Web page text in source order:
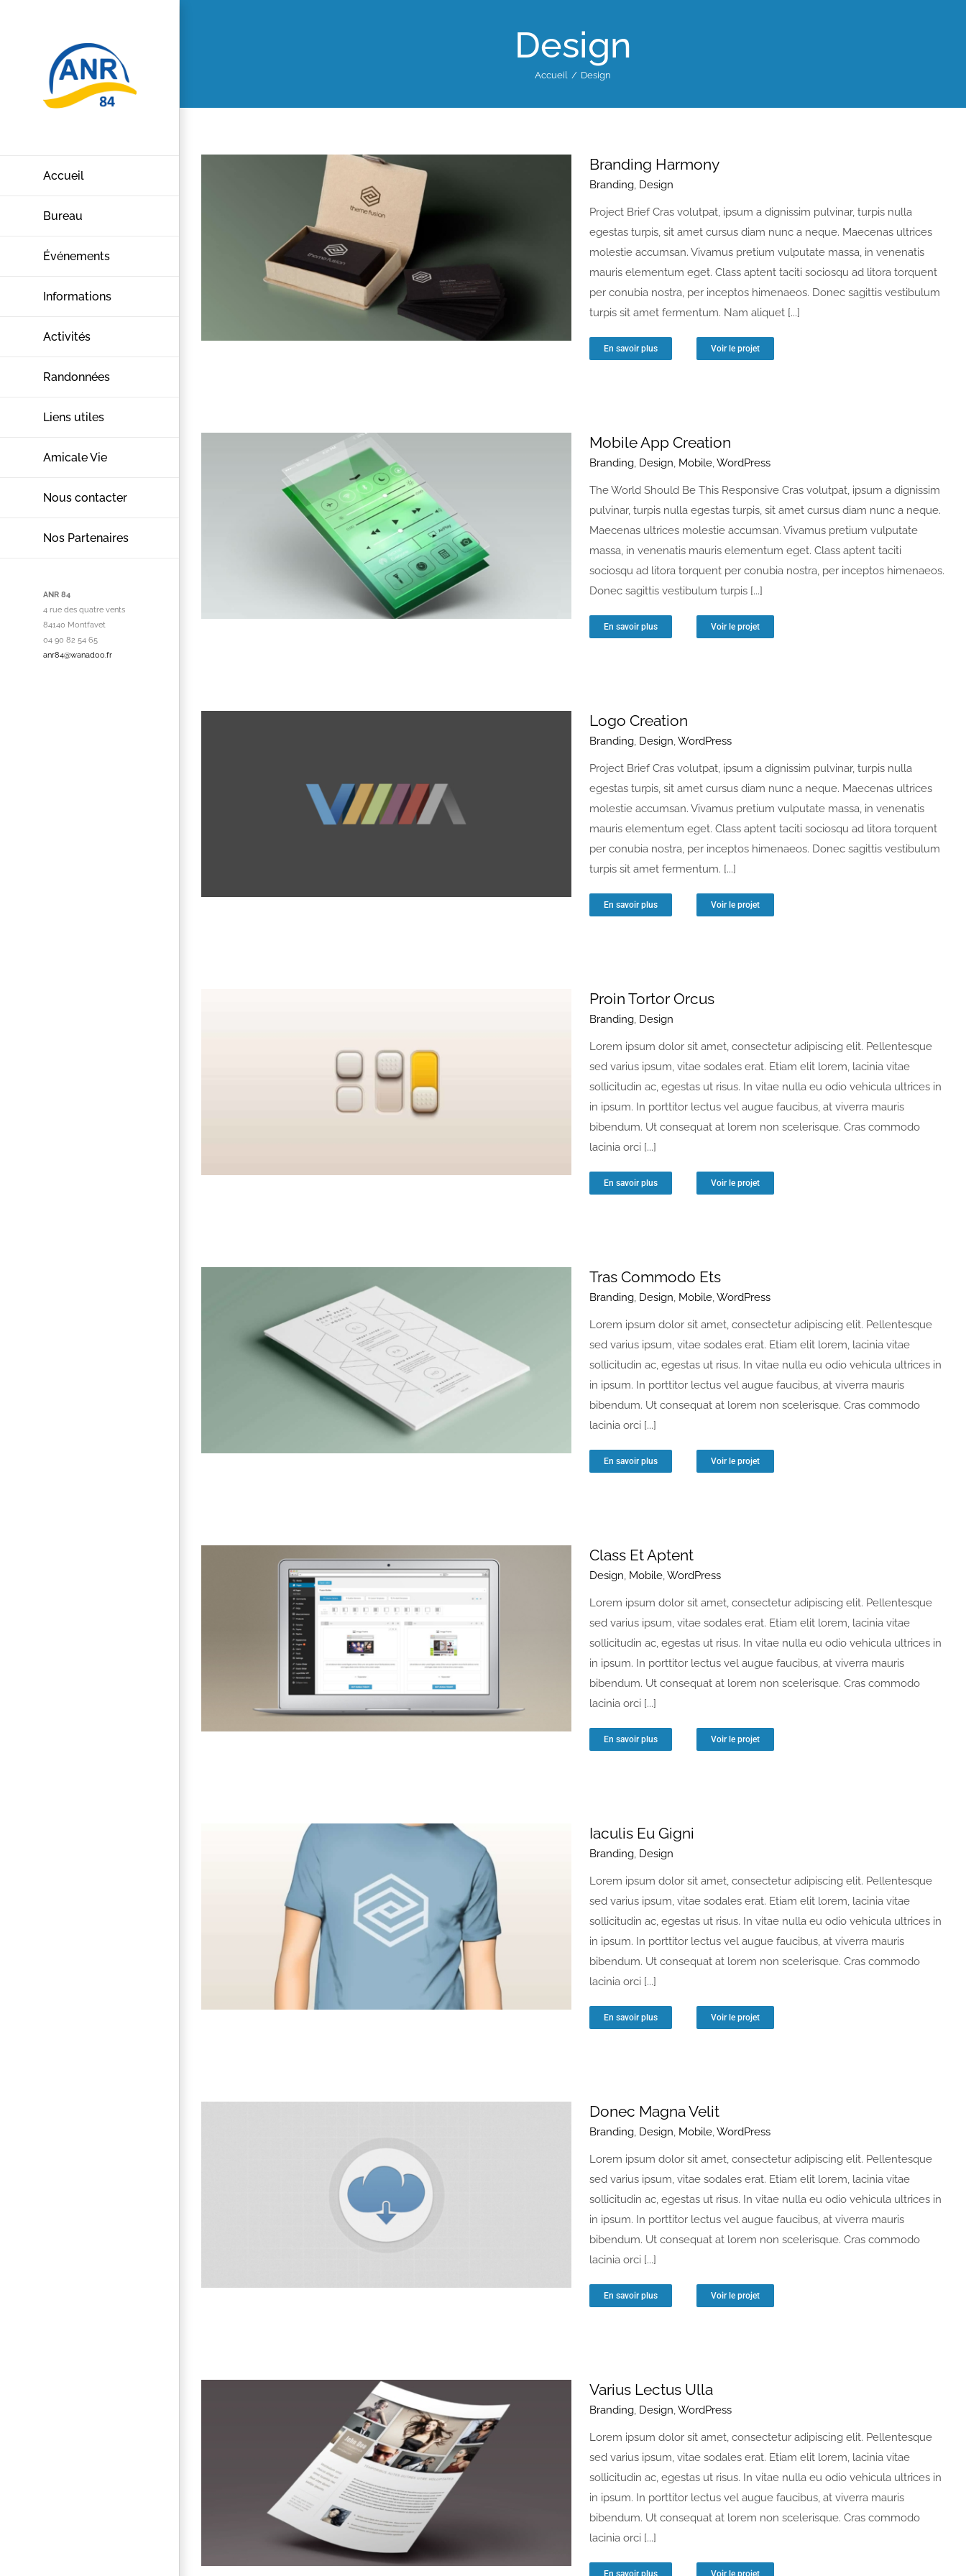
Accueil
Bureau
Événements
Informations
Activités
Randonnées
Liens utiles
Amicale Vie
Nous contacter
Nos Partenaires
ANR 84
4 rue des quatre vents
84140 Montfavet
04 90 82 54 65
anr84@wanadoo.fr
Design
Accueil Design
Branding Harmony
Branding, Design
Project Brief Cras volutpat, ipsum a dignissim pulvinar, turpis nulla
egestas turpis, sit amet cursus diam nunc a neque. Maecenas ultrices
molestie accumsan. Vivamus pretium vulputate massa, in venenatis
mauris elementum eget. Class aptent taciti sociosqu ad litora torquent
per conubia nostra, per inceptos himenaeos. Donec sagittis vestibulum
turpis sit amet fermentum. Nam aliquet [...]
En savoir plus Voir le projet
Mobile App Creation
Branding, Design, Mobile,WordPress
The World Should Be This Responsive Cras volutpat, ipsum a dignissim
pulvinar, turpis nulla egestas turpis, sit amet cursus diam nunc a neque.
Maecenas ultrices molestie accumsan. Vivamus pretium vulputate
massa, in venenatis mauris elementum eget. Class aptent taciti
sociosqu ad litora torquent per conubia nostra, per inceptos himenaeos.
Donec sagittis vestibulum turpis [...]
En savoir plus Voir le projet
Logo Creation
Branding, Design,WordPress
Project Brief Cras volutpat, ipsum a dignissim pulvinar, turpis nulla
egestas turpis, sit amet cursus diam nunc a neque. Maecenas ultrices
molestie accumsan. Vivamus pretium vulputate massa, in venenatis
mauris elementum eget. Class aptent taciti sociosqu ad litora torquent
per conubia nostra, per inceptos himenaeos. Donec sagittis vestibulum
turpis sit amet fermentum. [...]
En savoir plus Voir le projet
Proin Tortor Orcus
Branding, Design
Lorem ipsum dolor sit amet, consectetur adipiscing elit. Pellentesque
sed varius ipsum, vitae sodales erat. Etiam elit lorem, lacinia vitae
sollicitudin ac, egestas ut risus. In vitae nulla eu odio vehicula ultrices in
in ipsum. In porttitor lectus vel augue faucibus, at viverra mauris
bibendum. Ut consequat at lorem non scelerisque. Cras commodo
lacinia orci [...]
En savoir plus Voir le projet
Tras Commodo Ets
Branding, Design, Mobile,WordPress
Lorem ipsum dolor sit amet, consectetur adipiscing elit. Pellentesque
sed varius ipsum, vitae sodales erat. Etiam elit lorem, lacinia vitae
sollicitudin ac, egestas ut risus. In vitae nulla eu odio vehicula ultrices in
in ipsum. In porttitor lectus vel augue faucibus, at viverra mauris
bibendum. Ut consequat at lorem non scelerisque. Cras commodo
lacinia orci [...]
En savoir plus Voir le projet
Class Et Aptent
Design, Mobile,WordPress
Lorem ipsum dolor sit amet, consectetur adipiscing elit. Pellentesque
sed varius ipsum, vitae sodales erat. Etiam elit lorem, lacinia vitae
sollicitudin ac, egestas ut risus. In vitae nulla eu odio vehicula ultrices in
in ipsum. In porttitor lectus vel augue faucibus, at viverra mauris
bibendum. Ut consequat at lorem non scelerisque. Cras commodo
lacinia orci [...]
En savoir plus Voir le projet
Iaculis Eu Gigni
Branding, Design
Lorem ipsum dolor sit amet, consectetur adipiscing elit. Pellentesque
sed varius ipsum, vitae sodales erat. Etiam elit lorem, lacinia vitae
sollicitudin ac, egestas ut risus. In vitae nulla eu odio vehicula ultrices in
in ipsum. In porttitor lectus vel augue faucibus, at viverra mauris
bibendum. Ut consequat at lorem non scelerisque. Cras commodo
lacinia orci [...]
En savoir plus Voir le projet
Donec Magna Velit
Branding, Design, Mobile,WordPress
Lorem ipsum dolor sit amet, consectetur adipiscing elit. Pellentesque
sed varius ipsum, vitae sodales erat. Etiam elit lorem, lacinia vitae
sollicitudin ac, egestas ut risus. In vitae nulla eu odio vehicula ultrices in
in ipsum. In porttitor lectus vel augue faucibus, at viverra mauris
bibendum. Ut consequat at lorem non scelerisque. Cras commodo
lacinia orci [...]
En savoir plus Voir le projet
Varius Lectus Ulla
Branding, Design,WordPress
Lorem ipsum dolor sit amet, consectetur adipiscing elit. Pellentesque
sed varius ipsum, vitae sodales erat. Etiam elit lorem, lacinia vitae
sollicitudin ac, egestas ut risus. In vitae nulla eu odio vehicula ultrices in
in ipsum. In porttitor lectus vel augue faucibus, at viverra mauris
bibendum. Ut consequat at lorem non scelerisque. Cras commodo
lacinia orci [...]
En savoir plus Voir le projet